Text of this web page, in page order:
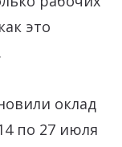
это
оклад
по 27 июля